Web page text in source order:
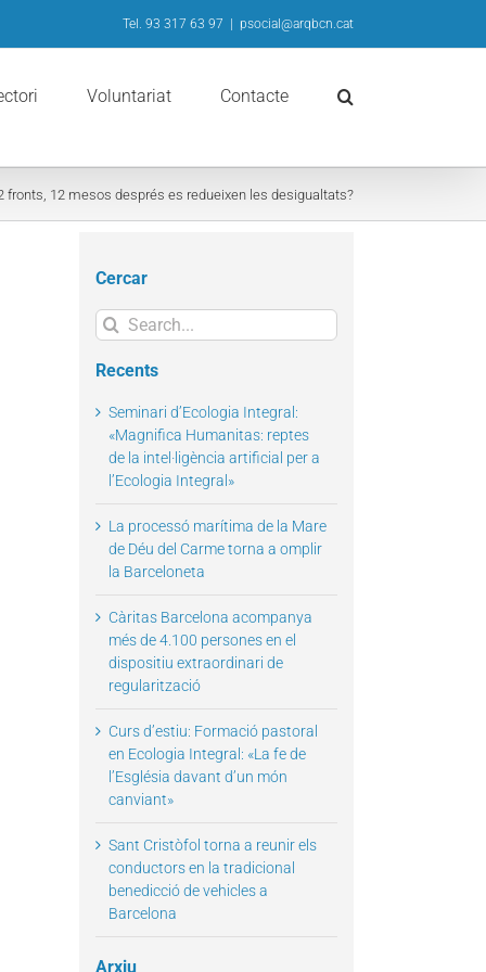
Tel. 93 317 63 97 psocial@arqbcn.cat
Voluntariat Contacte
fronts, 12 mesos després es redueixen les desigualtats?
Cercar
Search
for:
Recents
Seminari d’Ecologia Integral:
«Magnifica Humanitas: reptes
de la intel·ligència artificial per a
l’Ecologia Integral»
La processó marítima de la Mare
de Déu del Carme torna a omplir
la Barceloneta
Càritas Barcelona acompanya
més de 4.100 persones en el
dispositiu extraordinari de
regularització
Curs d’estiu: Formació pastoral
en Ecologia Integral: «La fe de
l’Església davant d’un món
canviant»
Sant Cristòfol torna a reunir els
conductors en la tradicional
benedicció de vehicles a
Barcelona
Arxiu